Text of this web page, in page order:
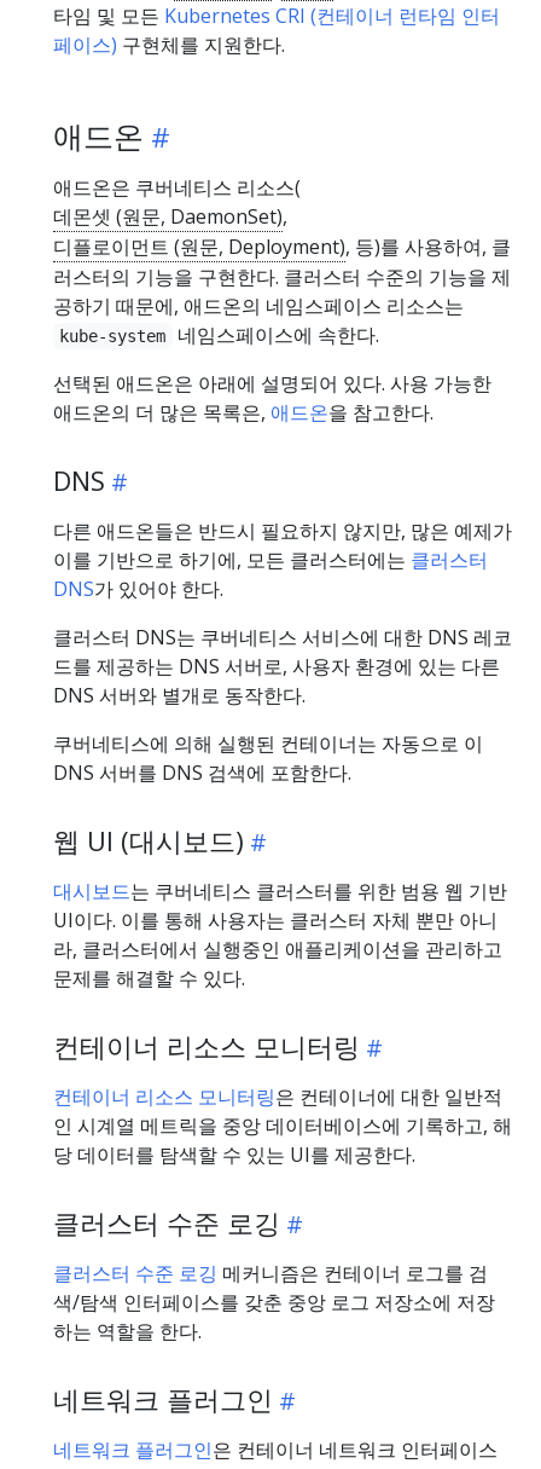
타임 및 모든 Kubernetes CRI (컨테이너 런타임 인터
페이스) 구현체를 지원한다.
애드온
애드온은 쿠버네티스 리소스(
데몬셋 (원문, DaemonSet),
디플로이먼트 (원문, Deployment), 등)를 사용하여, 클
러스터의 기능을 구현한다. 클러스터 수준의 기능을 제
공하기 때문에, 애드온의 네임스페이스 리소스는
kube-system
네임스페이스에 속한다.
선택된 애드온은 아래에 설명되어 있다. 사용 가능한
애드온의 더 많은 목록은, 애드온을 참고한다.
DNS
다른 애드온들은 반드시 필요하지 않지만, 많은 예제가
이를 기반으로 하기에, 모든 클러스터에는 클러스터
DNS가 있어야 한다.
클러스터 DNS는 쿠버네티스 서비스에 대한 DNS 레코
드를 제공하는 DNS 서버로, 사용자 환경에 있는 다른
DNS 서버와 별개로 동작한다.
쿠버네티스에 의해 실행된 컨테이너는 자동으로 이
DNS 서버를 DNS 검색에 포함한다.
웹 UI (대시보드)
대시보드는 쿠버네티스 클러스터를 위한 범용 웹 기반
UI이다. 이를 통해 사용자는 클러스터 자체 뿐만 아니
라, 클러스터에서 실행중인 애플리케이션을 관리하고
문제를 해결할 수 있다.
컨테이너 리소스 모니터링
컨테이너 리소스 모니터링은 컨테이너에 대한 일반적
인 시계열 메트릭을 중앙 데이터베이스에 기록하고, 해
당 데이터를 탐색할 수 있는 UI를 제공한다.
클러스터 수준 로깅
클러스터 수준 로깅 메커니즘은 컨테이너 로그를 검
색/탐색 인터페이스를 갖춘 중앙 로그 저장소에 저장
하는 역할을 한다.
네트워크 플러그인
네트워크 플러그인은 컨테이너 네트워크 인터페이스